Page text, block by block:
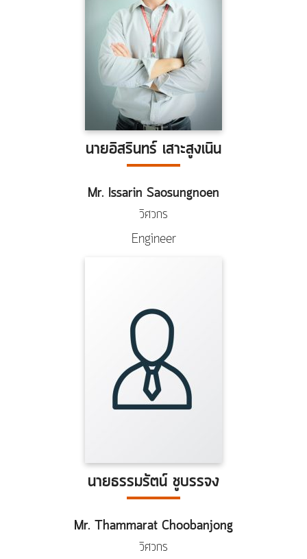
นายอิสรินทร์ เสาะสูงเนิน
Mr. Issarin Saosungnoen
วิศวกร
Engineer
นายธรรมรัตน์ ชูบรรจง
Mr. Thammarat Choobanjong
วิศวกร